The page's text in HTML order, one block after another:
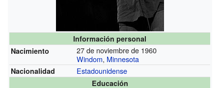
Información personal
Nacimiento
27 de noviembre de 1960
Windom, Minnesota
Nacionalidad Estadounidense
Educación